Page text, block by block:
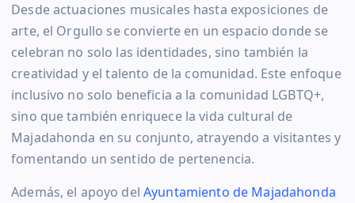
Desde actuaciones musicales hasta exposiciones de
arte, el Orgullo se convierte en un espacio donde se
celebran no solo las identidades, sino también la
creatividad y el talento de la comunidad. Este enfoque
inclusivo no solo beneficia a la comunidad LGBTQ+,
sino que también enriquece la vida cultural de
Majadahonda en su conjunto, atrayendo a visitantes y
fomentando un sentido de pertenencia.
Además, el apoyo delAyuntamiento de Majadahonda